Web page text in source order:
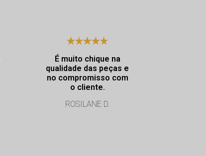
É muito chique na
qualidade das peças e
no compromisso com
o cliente.
ROSILANE D.